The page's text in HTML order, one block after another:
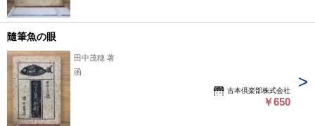
隨筆魚の眼
田中茂穂 著
函
古本倶楽部株式会社
￥650